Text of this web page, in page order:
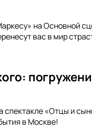
на Основной
вас в мир
«Отцы и
в Москве!